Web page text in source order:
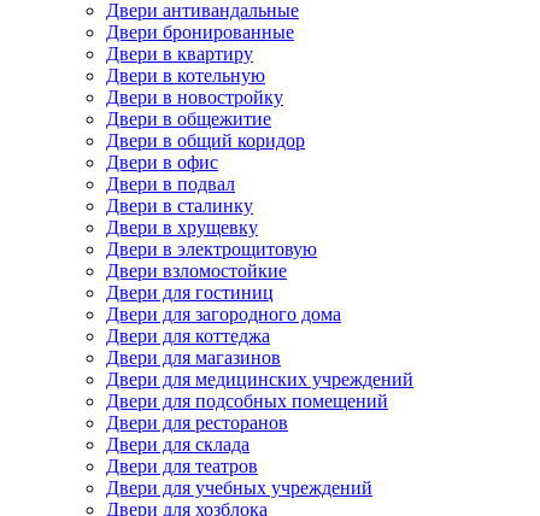
Двери антивандальные
Двери бронированные
Двери в квартиру
Двери в котельную
Двери в новостройку
Двери в общежитие
Двери в общий коридор
Двери в офис
Двери в подвал
Двери в сталинку
Двери в хрущевку
Двери в электрощитовую
Двери взломостойкие
Двери для гостиниц
Двери для загородного дома
Двери для коттеджа
Двери для магазинов
Двери для медицинских учреждений
Двери для подсобных помещений
Двери для ресторанов
Двери для склада
Двери для театров
Двери для учебных учреждений
Двери для хозблока